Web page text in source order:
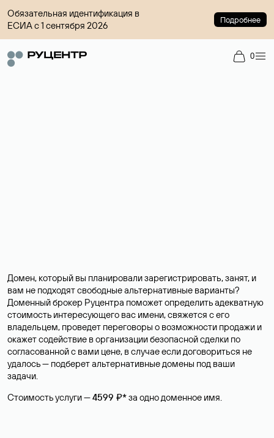
Обязательная идентификация в
ЕСИА с 1 сентября 2026
Подробнее
0
Домен, который вы планировали зарегистрировать, занят, и
вам не подходят свободные альтернативные варианты?
Доменный брокер Руцентра поможет определить адекватную
стоимость интересующего вас имени, свяжется с его
владельцем, проведет переговоры о возможности продажи и
окажет содействие в организации безопасной сделки по
согласованной с вами цене, в случае если договориться не
удалось — подберет альтернативные домены под ваши
задачи.
Стоимость услуги —4599 ₽*за одно доменное имя.